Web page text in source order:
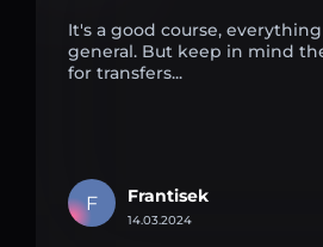
It's a good course,
general. But keep in mind
for transfers...
F Frantisek
14.03.2024